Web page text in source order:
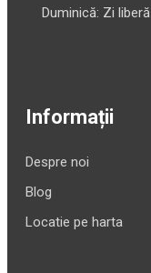
Duminică: Zi liberă
Informații
Despre noi
Blog
Locatie pe harta